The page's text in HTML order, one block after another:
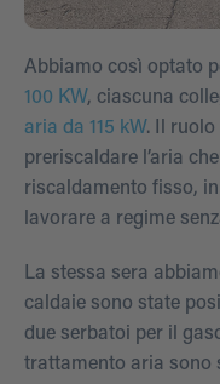
Abbiamo così optato
100 KW, ciascuna
aria da 115 kW. Il ruolo
preriscaldare l’aria
riscaldamento fisso,
lavorare a regime
La stessa sera
caldaie sono state
due serbatoi per il
trattamento aria sono